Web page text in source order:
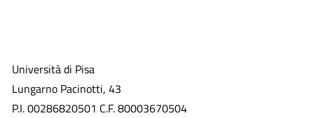
Università di Pisa
Lungarno Pacinotti, 43
P.I. 00286820501 C.F. 80003670504